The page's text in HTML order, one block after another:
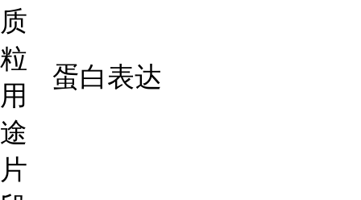
质
粒
用
途
蛋白表达
片